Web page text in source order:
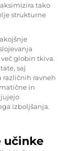
tako
strukturne
globin tkiva.
saj
ravneh
in
izboljšanja.
učinke